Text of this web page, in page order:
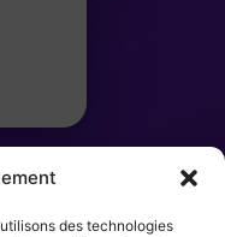
des technologies